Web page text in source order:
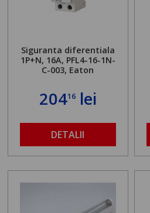
Siguranta diferentiala
1P+N, 16A, PFL4-16-1N-
C-003, Eaton
20416lei
DETALII